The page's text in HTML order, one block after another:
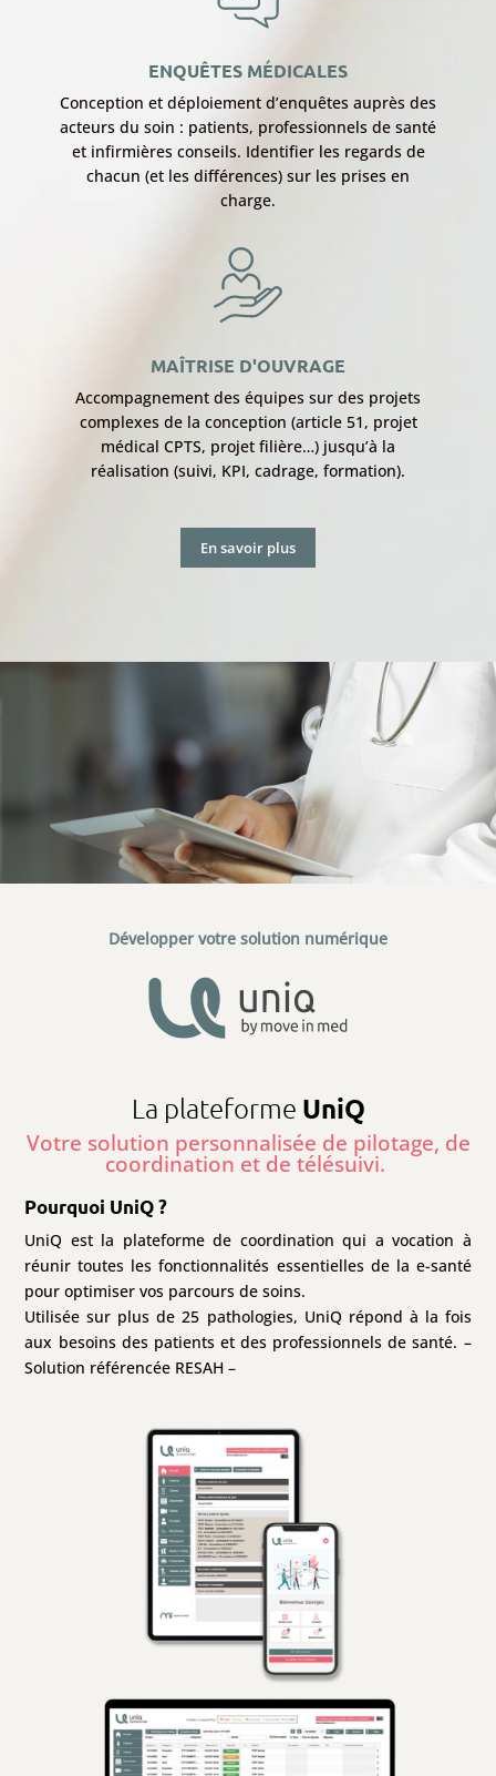
ENQUÊTES MÉDICALES
Conception et déploiement d’enquêtes auprès des
acteurs du soin : patients, professionnels de santé
et infirmières conseils. Identifier les regards de
chacun (et les différences) sur les prises en
charge.
MAÎTRISE D'OUVRAGE
Accompagnement des équipes sur des projets
complexes de la conception (article 51, projet
médical CPTS, projet filière…) jusqu’à la
réalisation (suivi, KPI, cadrage, formation).
En savoir plus
Développer votre solution numérique
La plateforme UniQ
Votre solution personnalisée de pilotage, de
coordination et de télésuivi.
Pourquoi UniQ ?
UniQ est la plateforme de coordination qui a vocation à
réunir toutes les fonctionnalités essentielles de la e-santé
pour optimiser vos parcours de soins.
Utilisée sur plus de 25 pathologies, UniQ répond à la fois
aux besoins des patients et des professionnels de santé. –
Solution référencée RESAH –